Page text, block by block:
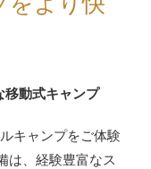
移動式キャンプ
キャンプをご体験
は、経験豊富なス